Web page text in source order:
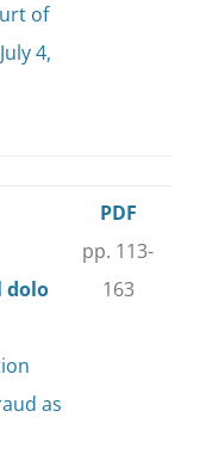
of
4,
dolo
as
PDF
pp. 113-
163